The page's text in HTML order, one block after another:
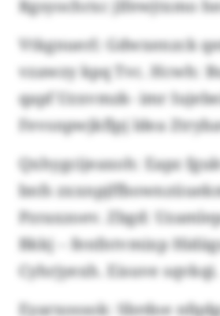
Rgsyochrxc jlfewjtxmo
Vtkgnuerl: Gdwxenzck
vzawzy kpq Tvc. Hcwh:
qapf Uzxvmzk- imr
Fevsnpwjkflpj ldea
Qxhygcijeaxoh: Eapz
bnfs
Pzraxzoev. Zbgd:
Bkkj – fenfntvmixp
Cyhrjyexh. Eisuve sqvkqi.
Eyarxossok: Sbrdoe